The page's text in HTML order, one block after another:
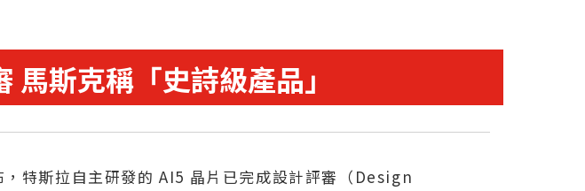
斯克稱「史詩級產品」
特斯拉自主研發的 AI5 晶片已完成設計評審（Design